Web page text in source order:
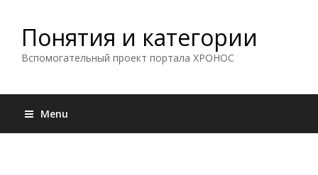
Понятия и категории
Вспомогательный проект портала ХРОНОС
Menu